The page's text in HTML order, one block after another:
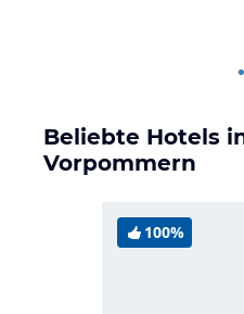
Beliebte Hotels
Vorpommern
100%